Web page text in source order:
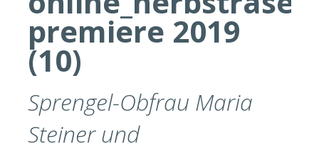
premiere 2019
(10)
Sprengel-Obfrau Maria
Steiner und